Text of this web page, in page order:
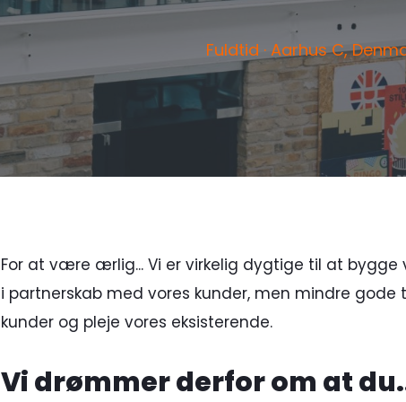
Fuldtid · Aarhus C,
For at være ærlig... Vi er virkelig dygtige til at
i partnerskab med vores kunder, men mindre
kunder og pleje vores eksisterende.
Vi drømmer derfor om at